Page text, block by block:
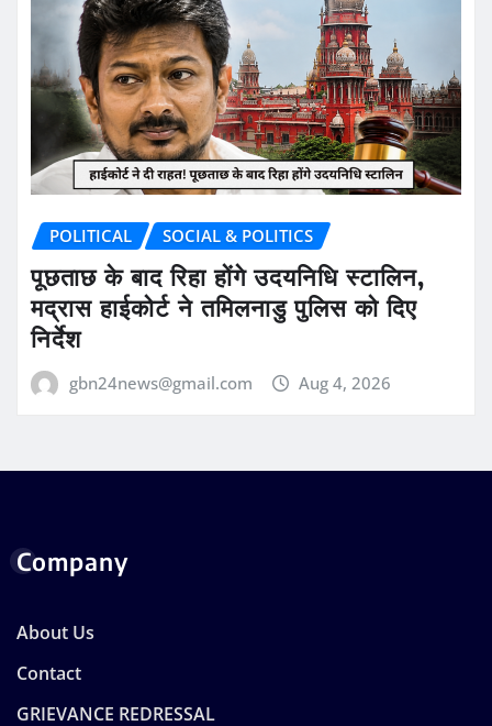
POLITICAL SOCIAL & POLITICS
पूछताछ के बाद रिहा होंगे उदयनिधि स्टालिन,
मद्रास हाईकोर्ट ने तमिलनाडु पुलिस को दिए
निर्देश
gbn24news@gmail.com Aug 4, 2026
Company
About Us
Contact
GRIEVANCE REDRESSAL